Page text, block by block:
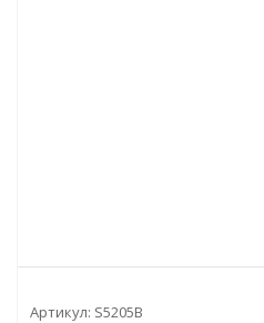
Артикул: S5205B